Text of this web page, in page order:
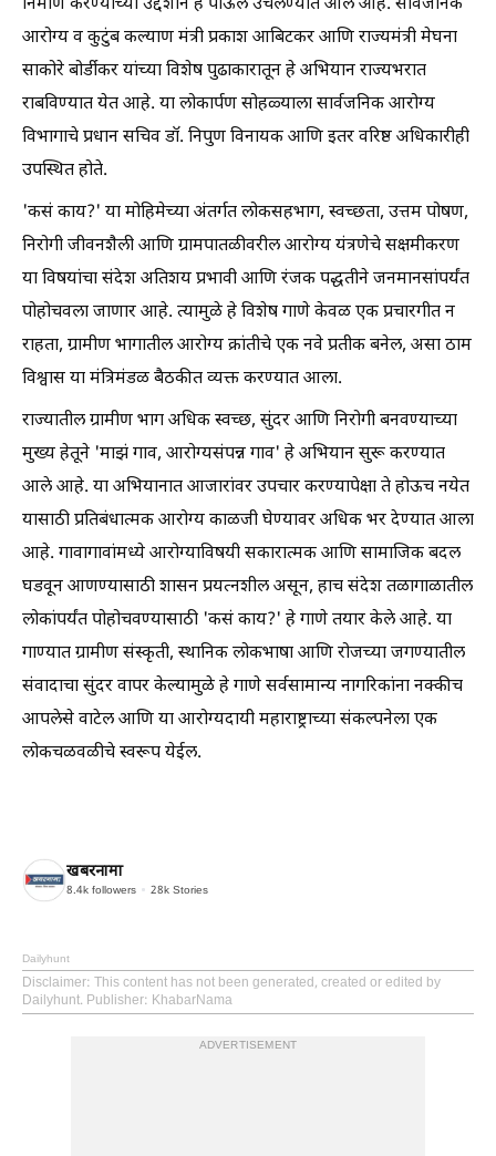
निर्माण करण्याच्या उद्देशाने हे पाऊल उचलण्यात आले आहे. सार्वजनिक
आरोग्य व कुटुंब कल्याण मंत्री प्रकाश आबिटकर आणि राज्यमंत्री मेघना
साकोरे बोर्डीकर यांच्या विशेष पुढाकारातून हे अभियान राज्यभरात
राबविण्यात येत आहे. या लोकार्पण सोहळ्याला सार्वजनिक आरोग्य
विभागाचे प्रधान सचिव डॉ. निपुण विनायक आणि इतर वरिष्ठ अधिकारीही
उपस्थित होते.
'कसं काय?' या मोहिमेच्या अंतर्गत लोकसहभाग, स्वच्छता, उत्तम पोषण,
निरोगी जीवनशैली आणि ग्रामपातळीवरील आरोग्य यंत्रणेचे सक्षमीकरण
या विषयांचा संदेश अतिशय प्रभावी आणि रंजक पद्धतीने जनमानसांपर्यंत
पोहोचवला जाणार आहे. त्यामुळे हे विशेष गाणे केवळ एक प्रचारगीत न
राहता, ग्रामीण भागातील आरोग्य क्रांतीचे एक नवे प्रतीक बनेल, असा ठाम
विश्वास या मंत्रिमंडळ बैठकीत व्यक्त करण्यात आला.
राज्यातील ग्रामीण भाग अधिक स्वच्छ, सुंदर आणि निरोगी बनवण्याच्या
मुख्य हेतूने 'माझं गाव, आरोग्यसंपन्न गाव' हे अभियान सुरू करण्यात
आले आहे. या अभियानात आजारांवर उपचार करण्यापेक्षा ते होऊच नयेत
यासाठी प्रतिबंधात्मक आरोग्य काळजी घेण्यावर अधिक भर देण्यात आला
आहे. गावागावांमध्ये आरोग्याविषयी सकारात्मक आणि सामाजिक बदल
घडवून आणण्यासाठी शासन प्रयत्नशील असून, हाच संदेश तळागाळातील
लोकांपर्यंत पोहोचवण्यासाठी 'कसं काय?' हे गाणे तयार केले आहे. या
गाण्यात ग्रामीण संस्कृती, स्थानिक लोकभाषा आणि रोजच्या जगण्यातील
संवादाचा सुंदर वापर केल्यामुळे हे गाणे सर्वसामान्य नागरिकांना नक्कीच
आपलेसे वाटेल आणि या आरोग्यदायी महाराष्ट्राच्या संकल्पनेला एक
लोकचळवळीचे स्वरूप येईल.
खबरनामा
8.4k followers 28k Stories
Dailyhunt
Disclaimer: This content has not been generated, created or edited by
Dailyhunt. Publisher: KhabarNama
ADVERTISEMENT